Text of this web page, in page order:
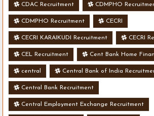
CDAC Recruitment CDMPHO
CDMPHO Recruitment CECRI
CECRI KARAIKUDI Recruitment CECRI
CEL Recruitment Cent Bank Home
central Central Bank of India
Central Bank Recruitment
Central Employment Exchange Recruitment